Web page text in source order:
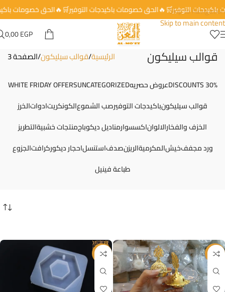
Skip to navigation
Skip to main content
باكيدجات التوفير🛒🔥الحق خصومات باكيدجات التوفير🛒🔥الحق
0,00EGP
قوالب سيليكون الرئيسية قوالب سيليكون الصفحة 3
30% DISCOUNTS عروض حصريهUNCATEGORIZED
WHITE FRIDAY OFFERS
قوالب سيليكونباكيدجات التوفيرصب الشموعالكونكريتادواتالخرز
الخزف والفخارالالواناكسسوارمناديل ديكوباجمنتجات خشبيةالتطريز
ورد مجففخيشالمكرميةالريزنصدفاستنسلاحجار ديكوركرافتالجزوع
طباعة فينيل
-34%
-63%